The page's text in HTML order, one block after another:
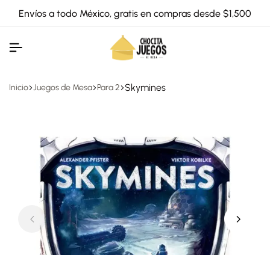
Envíos a todo México, gratis en compras desde $1,500
Inicio Juegos de Mesa Para 2 Skymines